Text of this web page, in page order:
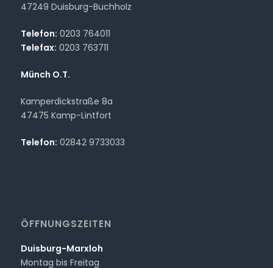
47249 Duisburg-Buchholz
Telefon: 0203 764011
Telefax: 0203 763711
Münch O.T.
Kamperdickstraße 8a
47475 Kamp-Lintfort
Telefon: 02842 9733033
ÖFFNUNGSZEITEN
Duisburg-Marxloh
Montag bis Freitag